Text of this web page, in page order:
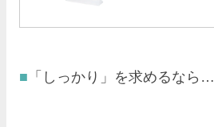
「しっかり」を求めるなら…